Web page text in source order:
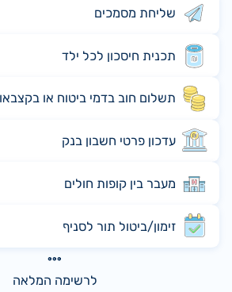
שליחת מסמכים
תכנית חיסכון לכל ילד
תשלום חוב בדמי ביטוח או בקצבאות
עדכון פרטי חשבון בנק
מעבר בין קופות חולים
זימון/ביטול תור לסניף
לרשימה המלאה